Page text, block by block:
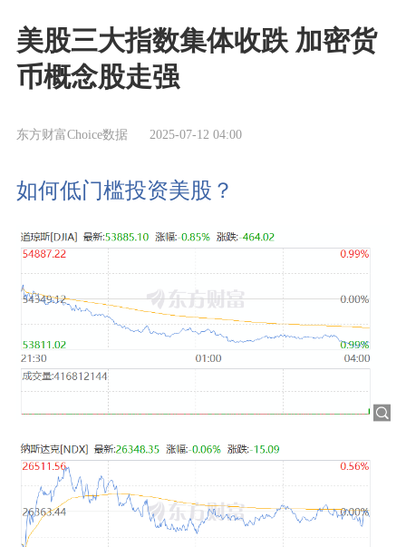
美股三大指数集体收跌 加密货
币概念股走强
东方财富Choice数据 2025-07-12 04:00
如何低门槛投资美股？